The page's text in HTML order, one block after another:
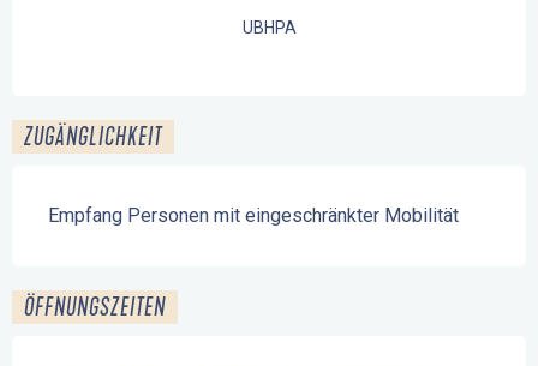
UBHPA
ZUGÄNGLICHKEIT
Empfang Personen mit eingeschränkter Mobilität
ÖFFNUNGSZEITEN